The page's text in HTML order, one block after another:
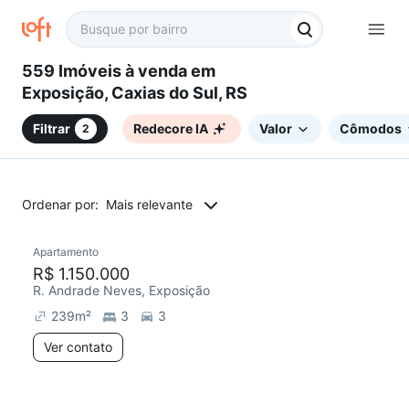
559 Imóveis à venda em
Exposição, Caxias do Sul, RS
Filtrar 2 Redecore IA Valor Cômodos
Ordenar por: Mais relevante
Redecorar
Apartamento
R$ 1.150.000
R. Andrade Neves, Exposição
239m² 3
3
Ver contato